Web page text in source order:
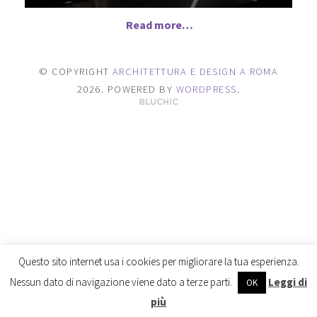
Read more…
© COPYRIGHT ARCHITETTURA E DESIGN A ROMA
2026. POWERED BY WORDPRESS.
Questo sito internet usa i cookies per migliorare la tua esperienza.
Nessun dato di navigazione viene dato a terze parti.
OK
Leggi di
più